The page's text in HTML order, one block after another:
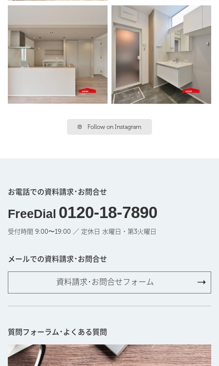
Follow on Instagram
お電話での資料請求･お問合せ
FreeDial 0120-18-7890
受付時間 9:00〜19:00 ／ 定休日 水曜日・第3火曜日
メールでの資料請求･お問合せ
資料請求･お問合せフォーム
質問フォーラム･よくある質問